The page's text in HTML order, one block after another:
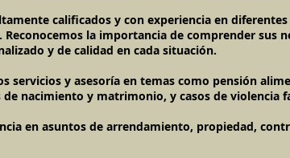
calificados y con experiencia en
la importancia de comprender sus
y de calidad en cada situación.
servicios y asesoría en temas como pensión
nacimiento y matrimonio, y casos de
en asuntos de arrendamiento, propiedad,